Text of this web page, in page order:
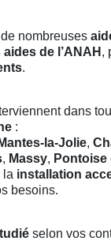
nombreuses
aides de l’ANAH ,
.
dans
:
Mantes-la-Jolie,
, Massy, Pontoise
la installation
besoins.
selon vos